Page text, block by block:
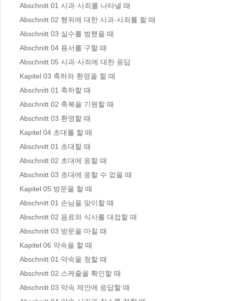
Abschnitt 01 사과·사죄를 나타낼 때
Abschnitt 02 행위에 대한 사과·사죄를 할 때
Abschnitt 03 실수를 범했을 때
Abschnitt 04 용서를 구할 때
Abschnitt 05 사과·사죄에 대한 응답
Kapitel 03 축하와 환영을 할 때
Abschnitt 01 축하할 때
Abschnitt 02 축복을 기원할 때
Abschnitt 03 환영할 때
Kapitel 04 초대를 할 때
Abschnitt 01 초대할 때
Abschnitt 02 초대에 응할 때
Abschnitt 03 초대에 응할 수 없을 때
Kapitel 05 방문을 할 때
Abschnitt 01 손님을 맞이할 때
Abschnitt 02 음료와 식사를 대접할 때
Abschnitt 03 방문을 마칠 때
Kapitel 06 약속을 할 때
Abschnitt 01 약속을 청할 때
Abschnitt 02 스케줄을 확인할 때
Abschnitt 03 약속 제안에 응답할 때